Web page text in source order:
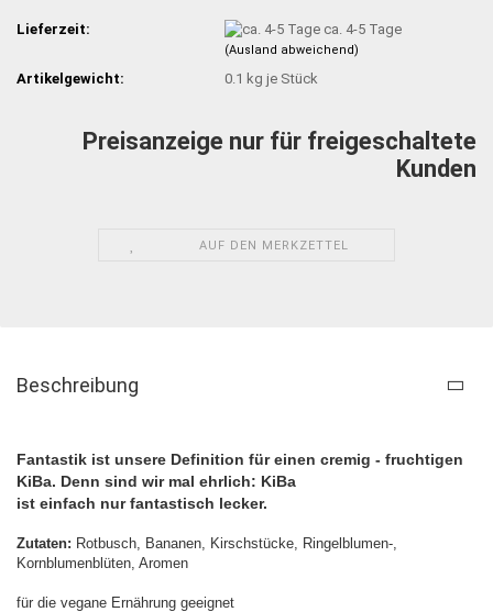
Lieferzeit: ca. 4-5 Tage
(Ausland abweichend)
Artikelgewicht: 0.1 kg je Stück
Preisanzeige nur für freigeschaltete
Kunden
AUF DEN MERKZETTEL
Beschreibung
Fantastik ist unsere Definition für einen cremig - fruchtigen
KiBa. Denn sind wir mal ehrlich: KiBa
ist einfach nur fantastisch lecker.
Zutaten: Rotbusch, Bananen, Kirschstücke, Ringelblumen-,
Kornblumenblüten, Aromen
für die vegane Ernährung geeignet